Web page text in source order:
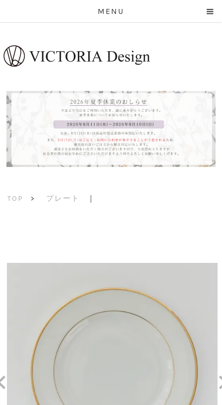
MENU
TOP > プレート ｜